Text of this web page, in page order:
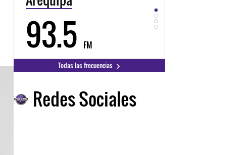
98.3 FM 94.3
Todas las frecuencias
Redes Sociales